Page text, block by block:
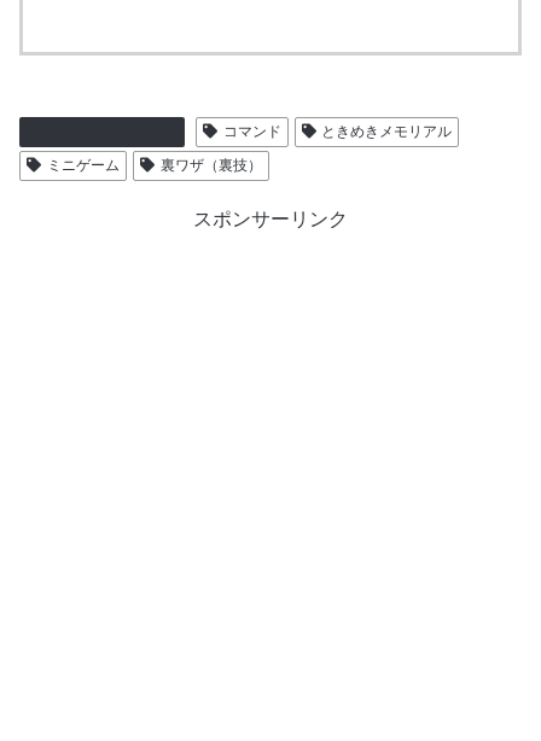
コマンド
ときめきメモリアル
ミニゲーム
裏ワザ（裏技）
スポンサーリンク